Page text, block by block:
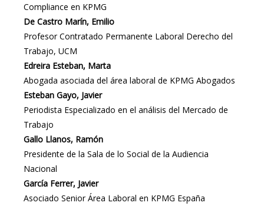
Compliance en KPMG
De Castro Marín, Emilio
Profesor Contratado Permanente Laboral Derecho del
Trabajo, UCM
Edreira Esteban, Marta
Abogada asociada del área laboral de KPMG Abogados
Esteban Gayo, Javier
Periodista Especializado en el análisis del Mercado de
Trabajo
Gallo Llanos, Ramón
Presidente de la Sala de lo Social de la Audiencia
Nacional
García Ferrer, Javier
Asociado Senior Área Laboral en KPMG España